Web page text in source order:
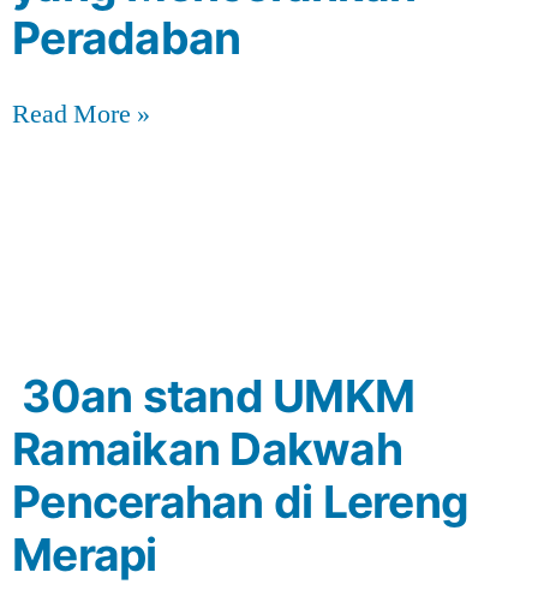
Peradaban
Read More »
30an stand UMKM
Ramaikan Dakwah
Pencerahan di Lereng
Merapi